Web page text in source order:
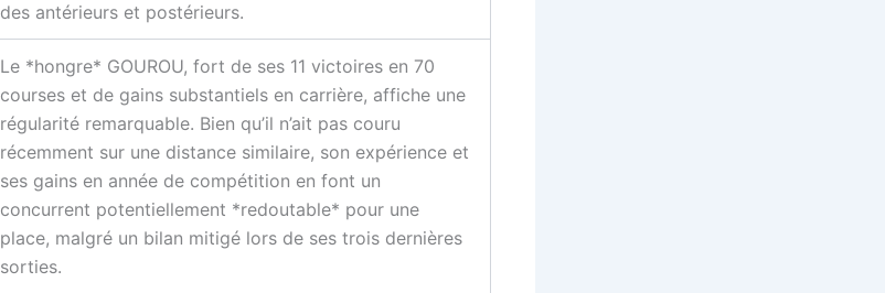
des antérieurs et postérieurs.
Le *hongre* GOUROU, fort de ses 11 victoires en 70
courses et de gains substantiels en carrière, affiche une
régularité remarquable. Bien qu’il n’ait pas couru
récemment sur une distance similaire, son expérience et
ses gains en année de compétition en font un
concurrent potentiellement *redoutable* pour une
place, malgré un bilan mitigé lors de ses trois dernières
sorties.